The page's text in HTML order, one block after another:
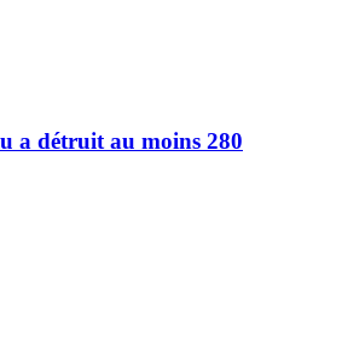
a détruit au moins 280